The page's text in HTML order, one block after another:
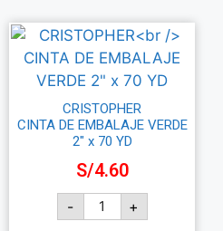
CRISTOPHER
CINTA DE EMBALAJE VERDE
2″ x 70 YD
S/4.60
-
+